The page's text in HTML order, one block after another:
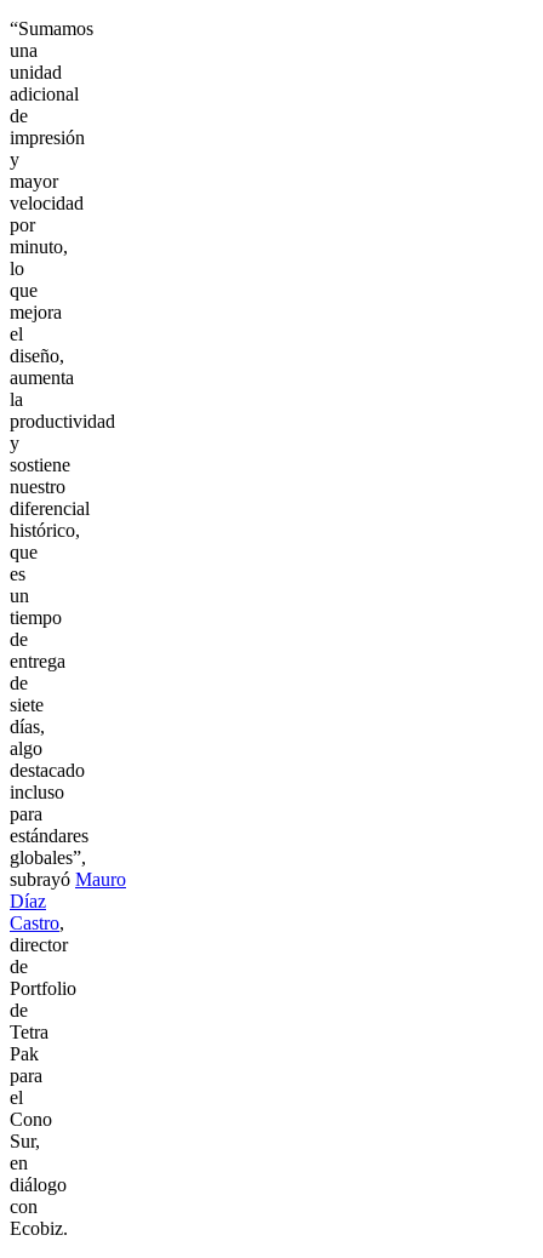
“Sumamos
una
unidad
adicional
de
impresión
y
mayor
velocidad
por
minuto,
lo
que
mejora
el
diseño,
aumenta
la
productividad
y
sostiene
nuestro
diferencial
histórico,
que
es
un
tiempo
de
entrega
de
siete
días,
algo
destacado
incluso
para
estándares
globales”,
subrayó Mauro
Díaz
Castro,
director
de
Portfolio
de
Tetra
Pak
para
el
Cono
Sur,
en
diálogo
con
Ecobiz.